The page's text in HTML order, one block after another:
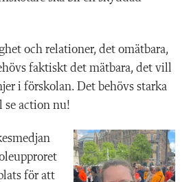
och relationer, det omätbara,
faktiskt det mätbara, det vill
i förskolan. Det behövs starka
action nu!
för att